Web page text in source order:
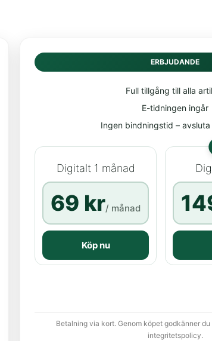
ERBJUDANDE
Full tillgång till alla
E-tidningen ingår
Ingen bindningstid –
Digitalt 1 månad
69 kr/ månad
Köp nu
Betalning via kort. Genom köpet godkänner
integritetspolicy.